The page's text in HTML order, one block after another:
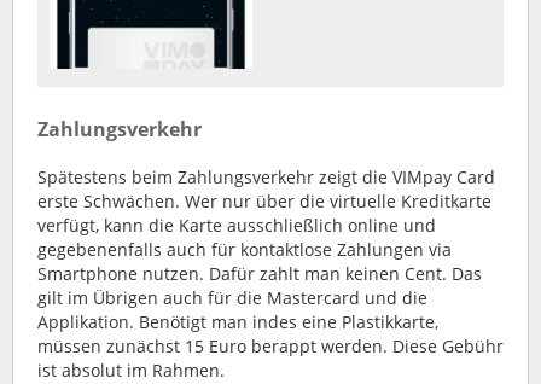
Zahlungsverkehr
Spätestens beim Zahlungsverkehr zeigt die VIMpay Card
erste Schwächen. Wer nur über die virtuelle Kreditkarte
verfügt, kann die Karte ausschließlich online und
gegebenenfalls auch für kontaktlose Zahlungen via
Smartphone nutzen. Dafür zahlt man keinen Cent. Das
gilt im Übrigen auch für die Mastercard und die
Applikation. Benötigt man indes eine Plastikkarte,
müssen zunächst 15 Euro berappt werden. Diese Gebühr
ist absolut im Rahmen.